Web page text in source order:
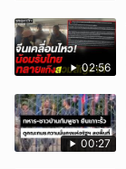
02:56
00:27